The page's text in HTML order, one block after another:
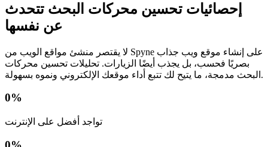
إحصائيات تحسين محركات البحث تتحدث
عن نفسها
لا يقتصر منشئ مواقع الويب من Spyne على إنشاء موقع ويب جذاب
بصريًا فحسب، بل يجذب أيضًا الزيارات. تحليلات تحسين محركات
البحث مدمجة، ما يتيح لك تتبع أداء موقعك الإلكتروني ونموه بسهولة.
0%
تواجد أفضل على الإنترنت